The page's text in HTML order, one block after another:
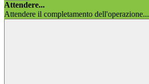
Attendere...
Attendere il completamento dell'operazione...